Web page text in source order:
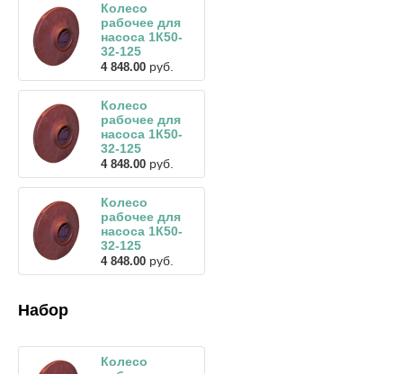
Колесо
рабочее для
насоса 1К50-
32-125
4 848.00 руб.
Колесо
рабочее для
насоса 1К50-
32-125
4 848.00 руб.
Колесо
рабочее для
насоса 1К50-
32-125
4 848.00 руб.
Набор
Колесо